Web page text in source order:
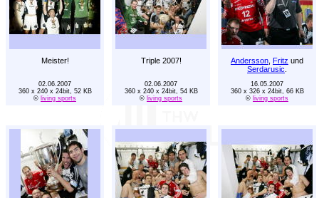
Meister! Triple 2007! Andersson Fritz und
Serdarusic
02.06.2007
360 x 240 x 24bit, 52 KB
© living sports
02.06.2007
360 x 240 x 24bit, 54 KB
© living sports
16.05.2007
360 x 326 x 24bit, 66 KB
© living sports